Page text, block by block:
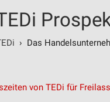
› Das
von TEDi für